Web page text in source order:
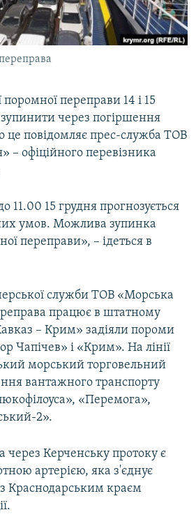
КРИМУ
переправи 14 і 15
через погіршення
це повідомляє прес-служба ТОВ
– офіційного перевізника
11.00 15 грудня прогнозується
умов. Можлива зупинка
переправи», – ідеться в
служби ТОВ «Морська
працює в штатному
– Крим» задіяли пороми
Чапічев» і «Крим». На лінії
морський торговельний
вантажного транспорту
«Перемога»,
2».
Керченську протоку є
артерією, яка з'єднує
Краснодарським краєм